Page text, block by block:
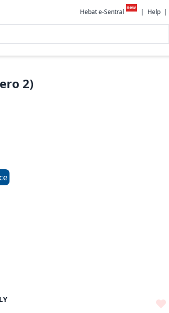
Hebat e-Sentral
new
| Help |
2)